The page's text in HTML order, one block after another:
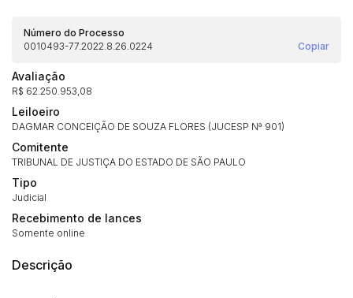
Número do Processo
0010493-77.2022.8.26.0224
Copiar
Avaliação
R$ 62.250.953,08
Leiloeiro
DAGMAR CONCEIÇÃO DE SOUZA FLORES (JUCESP Nª 901)
Comitente
TRIBUNAL DE JUSTIÇA DO ESTADO DE SÃO PAULO
Tipo
Judicial
Recebimento de lances
Somente online
Descrição